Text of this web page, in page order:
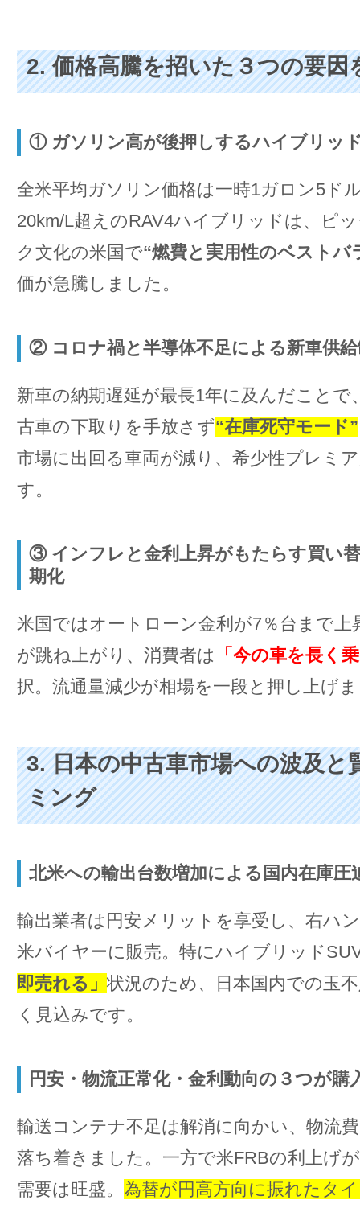
2. 価格高騰を招いた３つの要因
① ガソリン高が後押しするハイブリッ
全米平均ガソリン価格は一時1ガロン5ド
20km/L超えのRAV4ハイブリッドは、ピ
ク文化の米国で“燃費と実用性のベストバ
価が急騰しました。
② コロナ禍と半導体不足による新車供
新車の納期遅延が最長1年に及んだことで
古車の下取りを手放さず“在庫死守モード”
市場に出回る車両が減り、希少性プレミ
す。
③ インフレと金利上昇がもたらす買い
期化
米国ではオートローン金利が7％台まで上
が跳ね上がり、消費者は
「今の車を長く
択。流通量減少が相場を一段と押し上げ
3. 日本の中古車市場への波及と
ミング
北米への輸出台数増加による国内在庫圧
輸出業者は円安メリットを享受し、右ハ
米バイヤーに販売。特にハイブリッド
即売れる」 状況のため、日本国内での玉
く見込みです。
円安・物流正常化・金利動向の３つが購
輸送コンテナ不足は解消に向かい、物流
落ち着きました。一方で米FRBの利上げ
需要は旺盛。 為替が円高方向に振れたタ